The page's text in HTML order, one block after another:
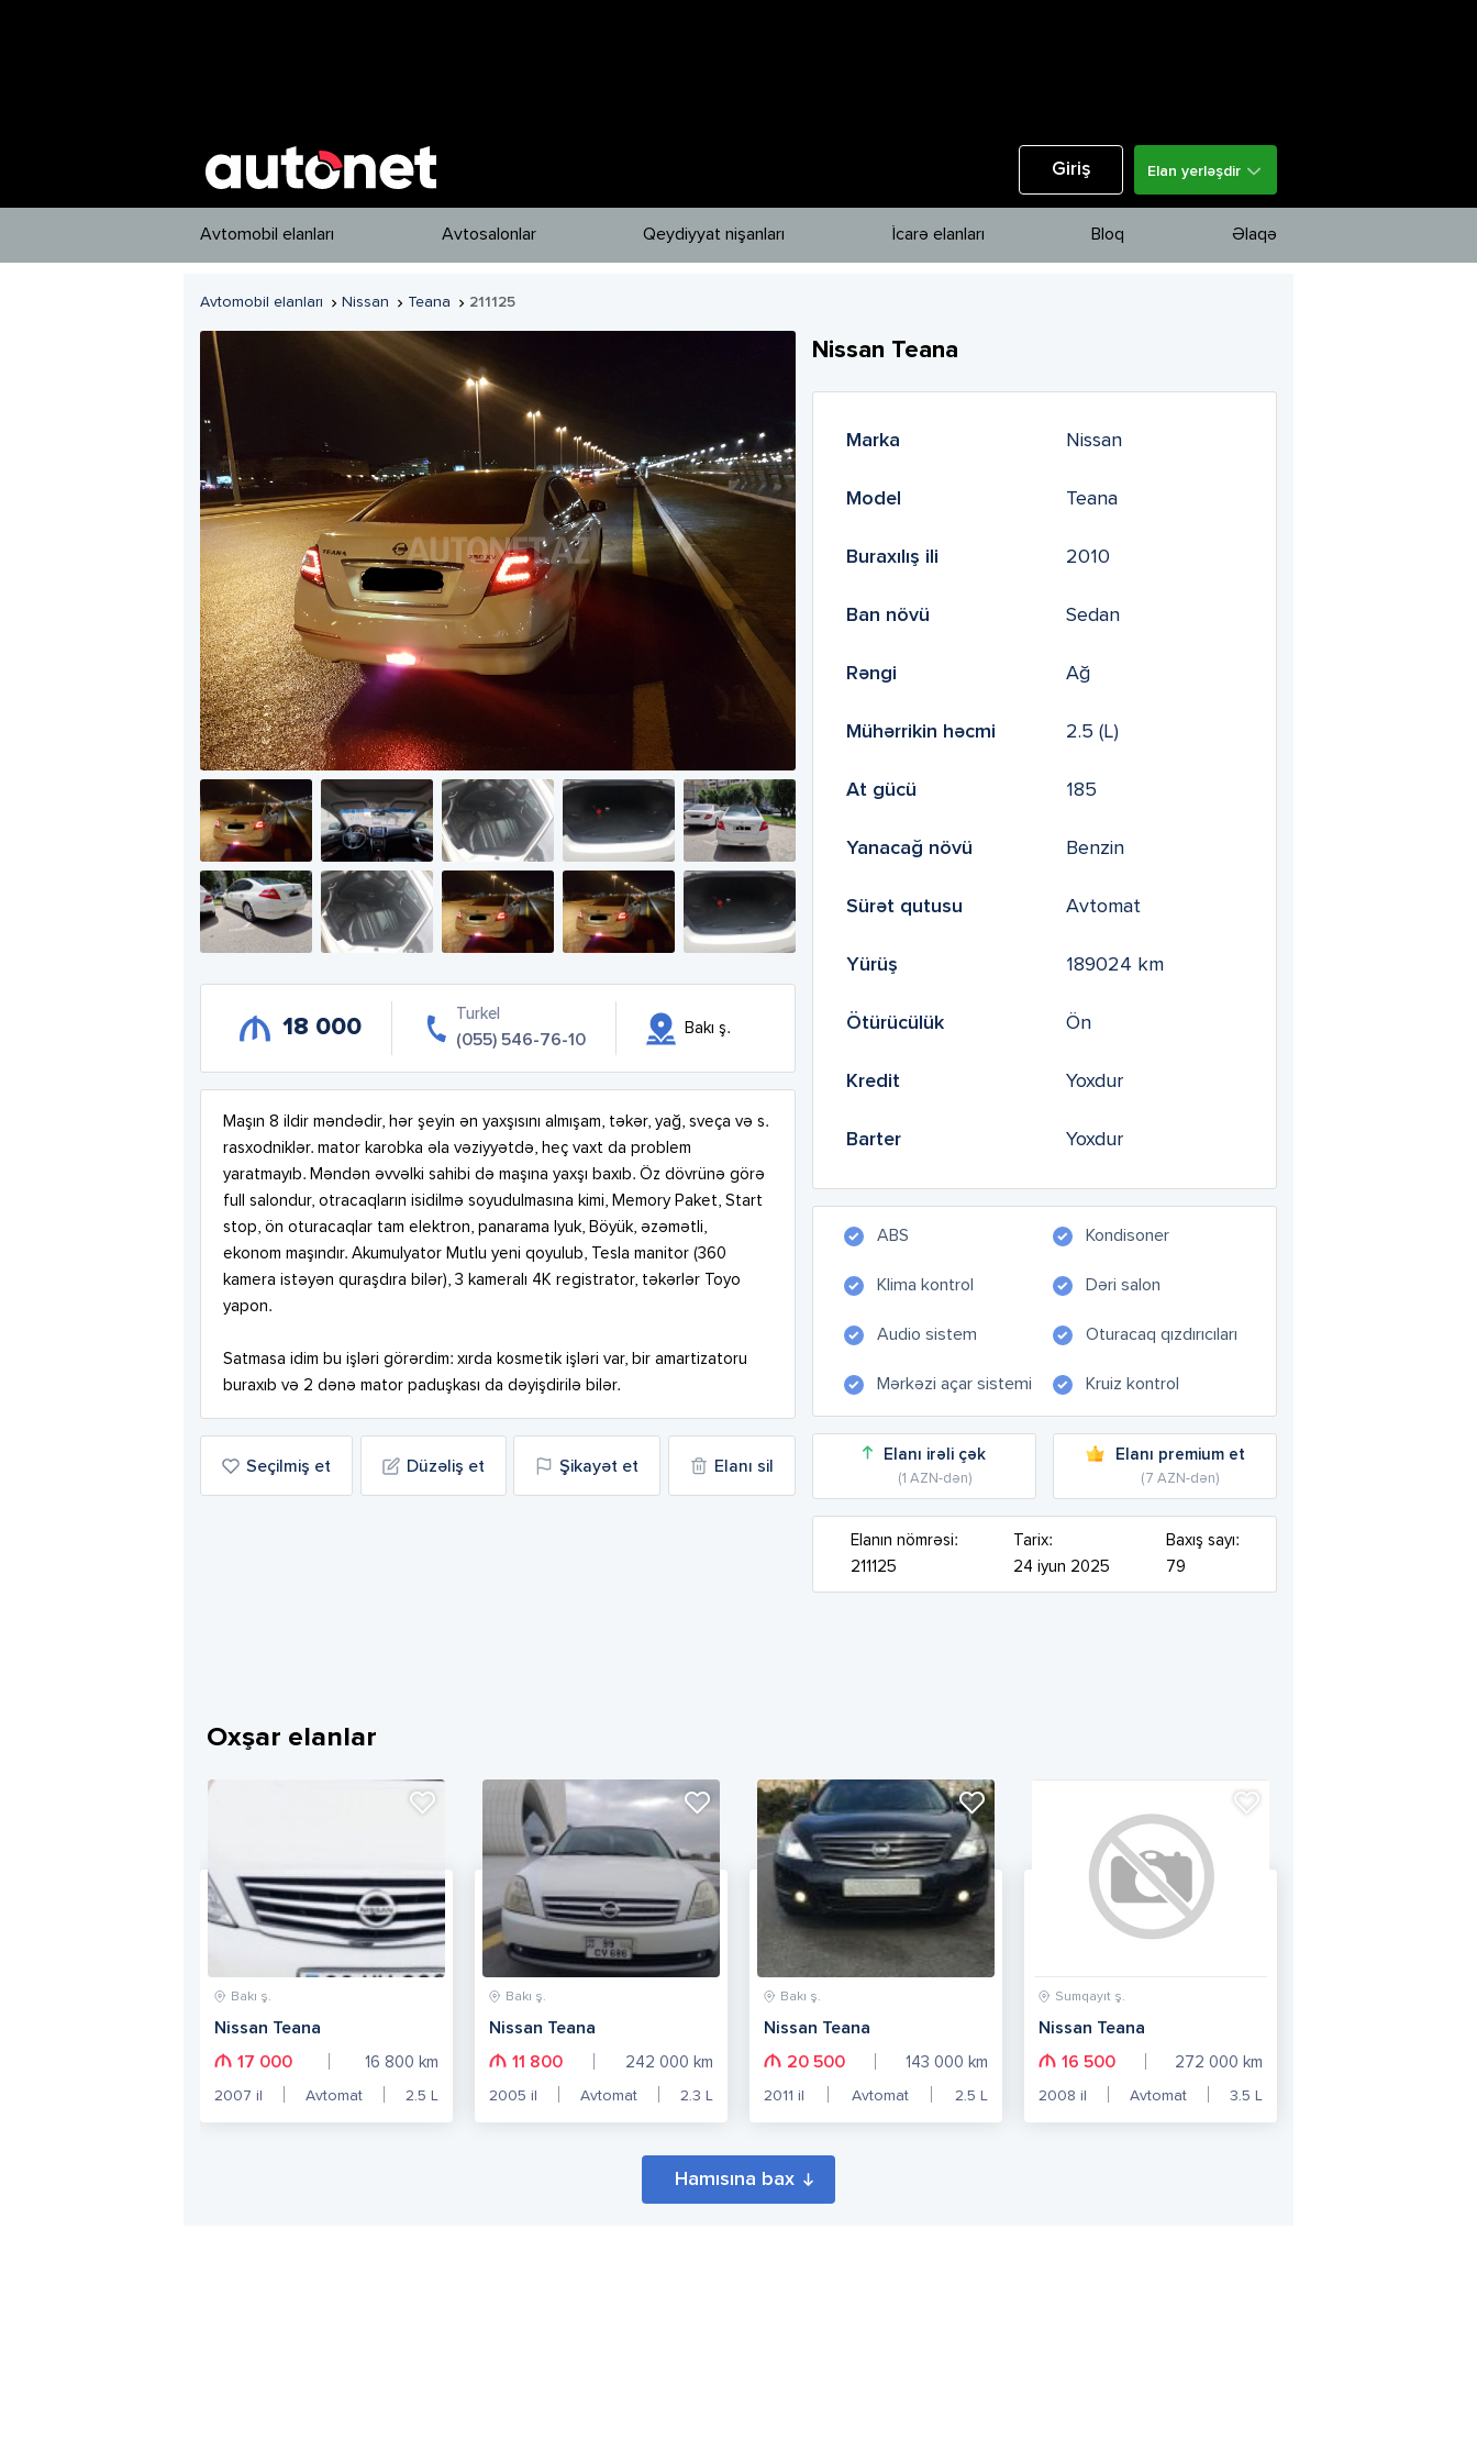
Giriş Elan yerləşdir
Avtomobil elanları Avtosalonlar Qeydiyyat nişanları İcarə elanları Bloq Əlaqə
Avtomobil elanları  Nissan  Teana  211125
18 000
Turkel
(055) 546-76-10
Bakı ş.
Maşın 8 ildir məndədir, hər şeyin ən yaxşısını almışam, təkər, yağ, sveça və s.
rasxodniklər. mator karobka əla vəziyyətdə, heç vaxt da problem
yaratmayıb. Məndən əvvəlki sahibi də maşına yaxşı baxıb. Öz dövrünə görə
full salondur, otracaqların isidilmə soyudulmasına kimi, Memory Paket, Start
stop, ön oturacaqlar tam elektron, panarama lyuk, Böyük, əzəmətli,
ekonom maşındır. Akumulyator Mutlu yeni qoyulub, Tesla manitor (360
kamera istəyən quraşdıra bilər), 3 kameralı 4K registrator, təkərlər Toyo
yapon.
Satmasa idim bu işləri görərdim: xırda kosmetik işləri var, bir amartizatoru
buraxıb və 2 dənə mator paduşkası da dəyişdirilə bilər.
Seçilmiş et Düzəliş et Şikayət et Elanı sil
Nissan Teana
Marka Nissan
Model Teana
Buraxılış ili 2010
Ban növü Sedan
Rəngi Ağ
Mühərrikin həcmi 2.5 (L)
At gücü 185
Yanacağ növü Benzin
Sürət qutusu Avtomat
Yürüş 189024 km
Ötürücülük Ön
Kredit Yoxdur
Barter Yoxdur
ABS Kondisoner
Klima kontrol Dəri salon
Audio sistem Oturacaq qızdırıcıları
Mərkəzi açar sistemi Kruiz kontrol
Elanı irəli çək
(1 AZN-dən)
Elanı premium et
(7 AZN-dən)
Elanın nömrəsi:
211125
Tarix:
24 iyun 2025
Baxış sayı:
79
Oxşar elanlar
Bakı ş.
Nissan Teana
17 000
16 800 km
2007 il Avtomat 2.5 L
Bakı ş.
Nissan Teana
11 800
242 000 km
2005 il Avtomat 2.3 L
Bakı ş.
Nissan Teana
20 500
143 000 km
2011 il Avtomat 2.5 L
Sumqayıt ş.
Nissan Teana
16 500
272 000 km
2008 il Avtomat 3.5 L
Hamısına bax